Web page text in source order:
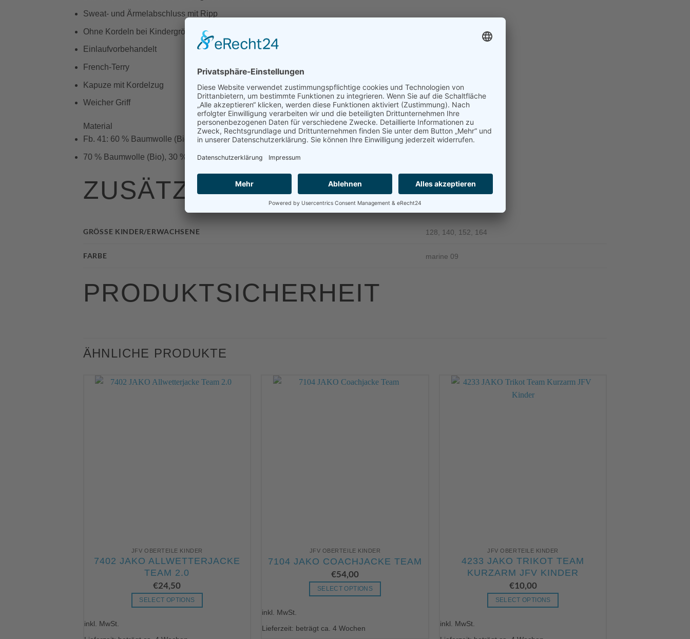
Sweat- und Ärmelabschluss mit Ripp
Ohne Kordeln bei Kindergrößen
Einlaufvorbehandelt
French-Terry
Kapuze mit Kordelzug
Weicher Griff
Material
Fb. 41: 60 % Baumwolle (Bio), 34 % Polyester, 6 % Viskose
70 % Baumwolle (Bio), 30 % Polyester
ZUSÄTZLICHE INFORMATIONEN
GRÖSSE KINDER/ERWACHSENE 128, 140, 152, 164
FARBE marine 09
PRODUKTSICHERHEIT
ÄHNLICHE PRODUKTE
JFV OBERTEILE KINDER
7402 JAKO ALLWETTERJACKE
TEAM 2.0
€24,50
SELECT OPTIONS
weist
inkl. MwSt.
JFV OBERTEILE KINDER
7104 JAKO COACHJACKE TEAM
€54,00
SELECT OPTIONS
weist
inkl. MwSt.
Lieferzeit: beträgt ca. 4 Wochen
JFV OBERTEILE KINDER
4233 JAKO TRIKOT TEAM
KURZARM JFV KINDER
€10,00
SELECT OPTIONS
weist
inkl. MwSt.